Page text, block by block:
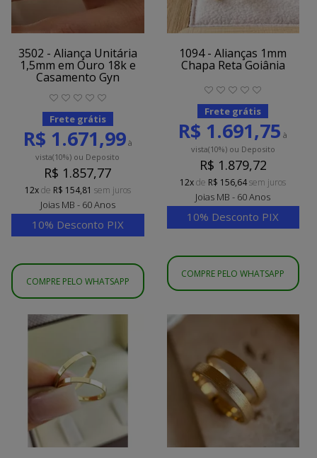
3502 - Aliança Unitária
1,5mm em Ouro 18k e
Casamento Gyn
Frete grátis
R$ 1.671,99à
vista(10%) ou Deposito
R$ 1.857,77
12xde R$ 154,81 sem juros
Joias MB - 60 Anos
10% Desconto PIX
COMPRE PELO WHATSAPP
1094 - Alianças 1mm
Chapa Reta Goiânia
Frete grátis
R$ 1.691,75 à
vista(10%)ou Deposito
R$ 1.879,72
12xde R$ 156,64sem juros
Joias MB - 60 Anos
10% Desconto PIX
COMPRE PELO WHATSAPP